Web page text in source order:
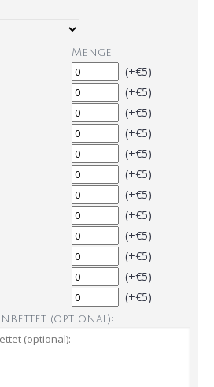
Menge
(+€5)
(+€5)
(+€5)
(+€5)
(+€5)
(+€5)
(+€5)
(+€5)
(+€5)
(+€5)
(+€5)
(+€5)
(optional):